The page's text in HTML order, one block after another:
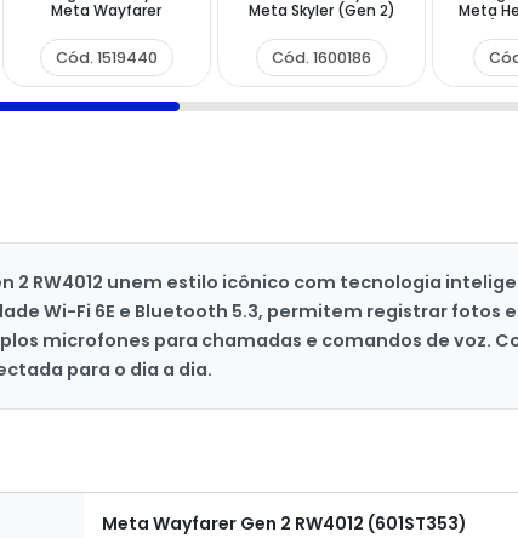
Meta Wayfarer
y Altavoz - Matte
Black Polar Gradient
Graphite
Cód. 1519440
Meta Skyler (Gen 2)
Altavoz - Shiny Chalky
Grey Sapphire
Cód. 1600186
Meta
Matte
2 RW4012 unem estilo icônico com tecnologia
Wi-Fi 6E e Bluetooth 5.3, permitem registrar
microfones para chamadas e comandos de voz.
para o dia a dia.
Meta Wayfarer Gen 2 RW4012 (601ST353)